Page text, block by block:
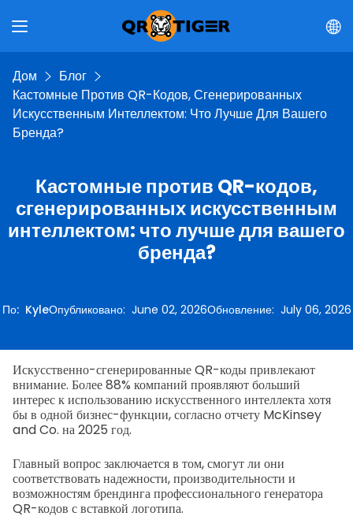
Дом
Блог
Кастомные Против QR-Кодов, Сгенерированных
Искусственным Интеллектом: Что Лучше Для Вашего
Бренда?
Кастомные против QR-кодов,
сгенерированных искусственным
интеллектом: что лучше для вашего
бренда?
По: KyleОпубликовано: June 02, 2026Обновление: July 06, 2026
Искусственно-сгенерированные QR-коды привлекают
внимание. Более 88% компаний проявляют больший
интерес к использованию искусственного интеллекта хотя
бы в одной бизнес-функции, согласно отчету McKinsey
and Co. на 2025 год.
Главный вопрос заключается в том, смогут ли они
соответствовать надежности, производительности и
возможностям брендинга профессионального генератора
QR-кодов с вставкой логотипа.